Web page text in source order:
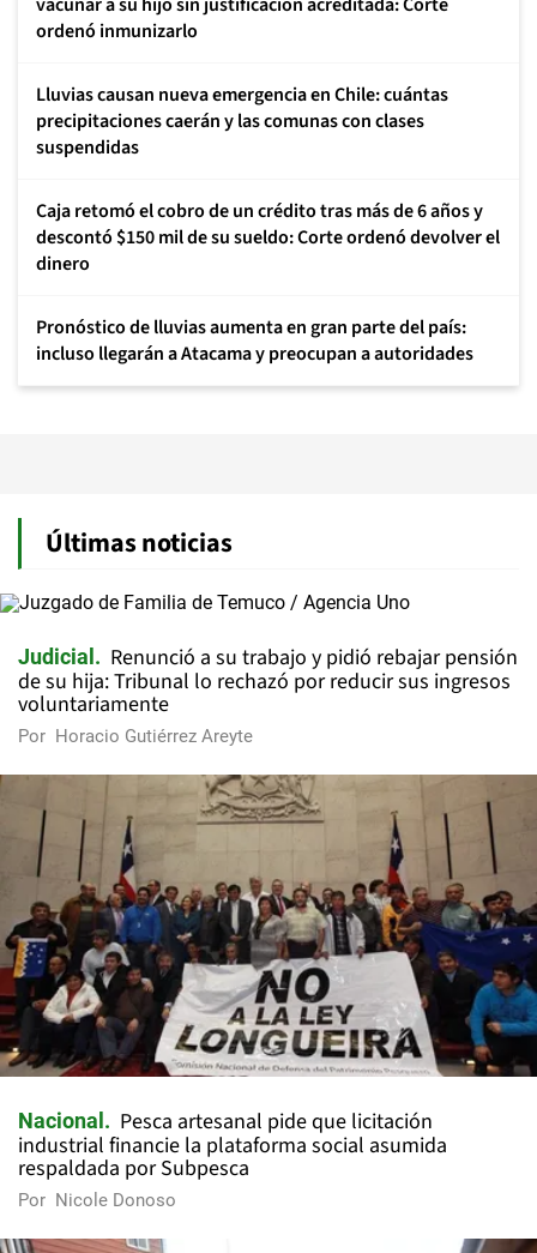
ordenó inmunizarlo
Lluvias causan nueva emergencia en Chile: cuántas
precipitaciones caerán y las comunas con clases
suspendidas
Caja retomó el cobro de un crédito tras más de 6 años y
descontó $150 mil de su sueldo: Corte ordenó devolver el
dinero
Pronóstico de lluvias aumenta en gran parte del país:
incluso llegarán a Atacama y preocupan a autoridades
Últimas noticias
Judicial
Renunció a su trabajo y pidió rebajar pensión
de su hija: Tribunal lo rechazó por reducir sus ingresos
voluntariamente
Por Horacio Gutiérrez Areyte
Nacional
Pesca artesanal pide que licitación
industrial financie la plataforma social asumida
respaldada por Subpesca
Por Nicole Donoso